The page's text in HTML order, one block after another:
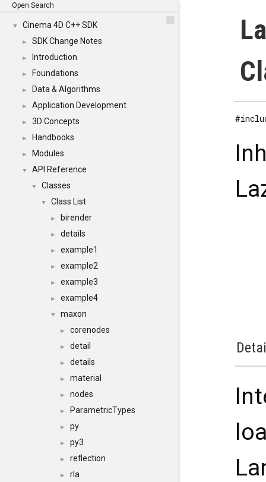
Open Search
▼ Cinema 4D C++ SDK
► SDK Change Notes
► Introduction
► Foundations
► Data & Algorithms
► Application Development
► 3D Concepts
► Handbooks
► Modules
▼ API Reference
▼ Classes
▼ Class List
► birender
► details
► example1
► example2
► example3
► example4
▼ maxon
► corenodes
► detail
► details
► material
► nodes
► ParametricTypes
► py
► py3
► reflection
► rla